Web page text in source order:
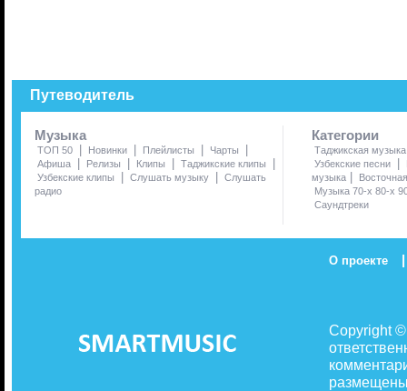
Путеводитель
Музыка
ТОП 50 | Новинки | Плейлисты | Чарты |
Афиша | Релизы | Клипы | Таджикские клипы |
Узбекские клипы | Слушать музыку | Слушать
радио
Категории
Таджикская музыка
Узбекские песни
|
музыка |
Музыка 70-х 80-х
Саундтреки
О проекте |
Copyright
размещены